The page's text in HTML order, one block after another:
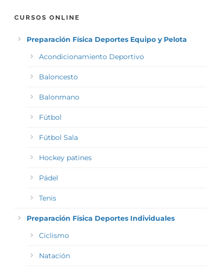
CURSOS ONLINE
Preparación Física Deportes Equipo y Pelota
Acondicionamiento Deportivo
Baloncesto
Balonmano
Fútbol
Fútbol Sala
Hockey patines
Pádel
Tenis
Preparación Física Deportes Individuales
Ciclismo
Natación